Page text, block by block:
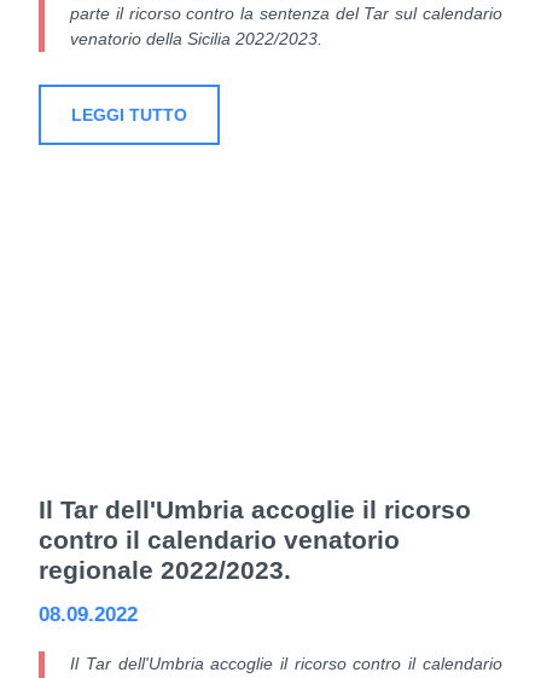
parte il ricorso contro la sentenza del Tar sul calendario
venatorio della Sicilia 2022/2023.
LEGGI TUTTO
Il Tar dell'Umbria accoglie il ricorso
contro il calendario venatorio
regionale 2022/2023.
08.09.2022
Il Tar dell'Umbria accoglie il ricorso contro il calendario